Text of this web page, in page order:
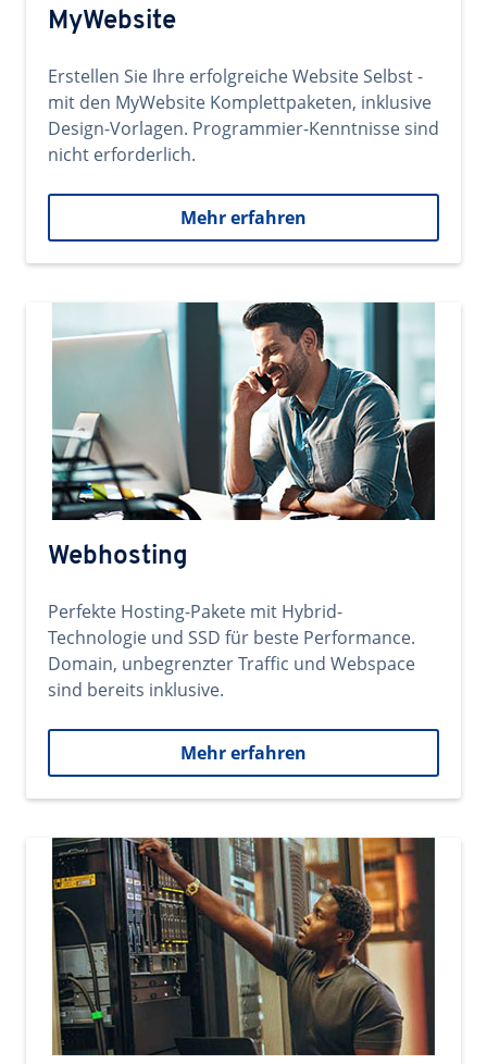
MyWebsite
Erstellen Sie Ihre erfolgreiche Website Selbst -
mit den MyWebsite Komplettpaketen, inklusive
Design-Vorlagen. Programmier-Kenntnisse sind
nicht erforderlich.
Mehr erfahren
Webhosting
Perfekte Hosting-Pakete mit Hybrid-
Technologie und SSD für beste Performance.
Domain, unbegrenzter Traffic und Webspace
sind bereits inklusive.
Mehr erfahren